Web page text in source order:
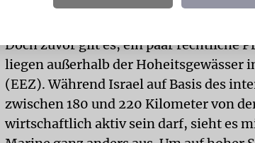
Einrichtung erhielten.
Doch zuvor gilt es, ein paar rechtliche
liegen außerhalb der Hoheitsgewässer
(EEZ). Während Israel auf Basis des
zwischen 180 und 220 Kilometer von
wirtschaftlich aktiv sein darf, sieht es